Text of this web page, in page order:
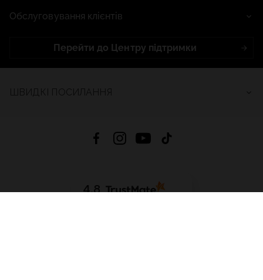
Обслуговування клієнтів
Перейти до Центру підтримки
4.8